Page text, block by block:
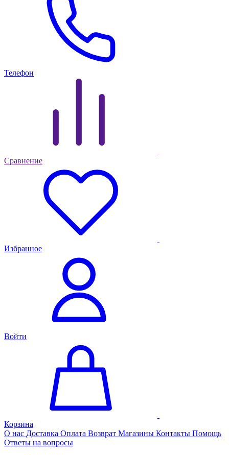
Телефон
Сравнение
Избранное
Войти
Корзина
О нас Доставка Оплата Возврат Магазины Контакты Помощь
Ответы на вопросы